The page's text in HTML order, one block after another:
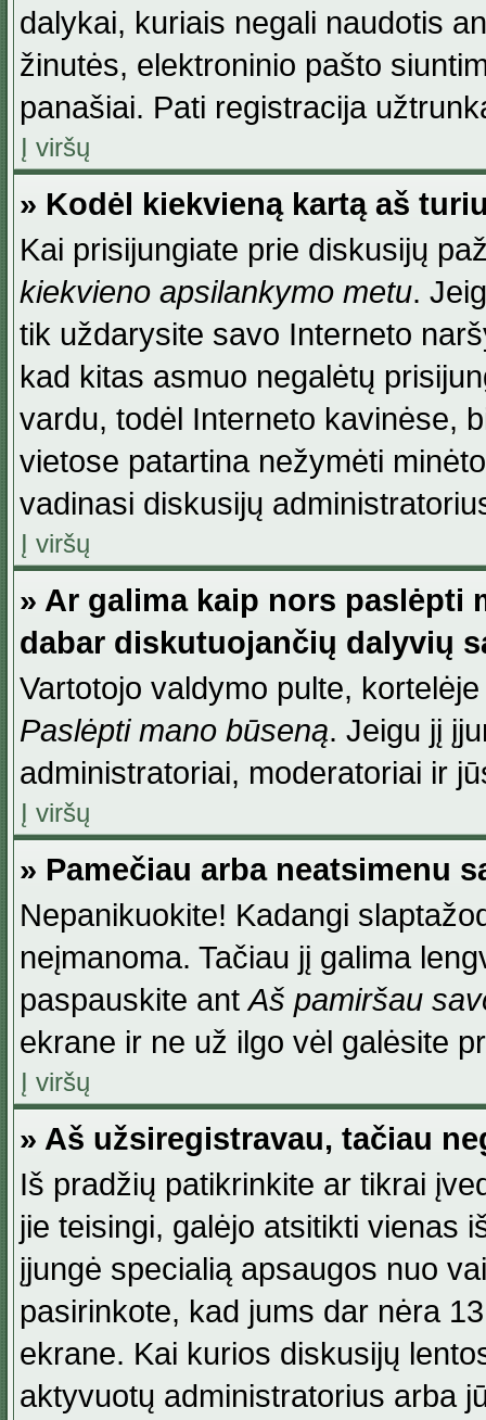
dalykai, kuriais negali naudotis
žinutės, elektroninio pašto
panašiai. Pati registracija
Į viršų
» Kodėl kiekvieną kartą aš
Kai prisijungiate prie diskusijų
kiekvieno apsilankymo metu.
tik uždarysite savo Interneto
kad kitas asmuo negalėtų
vardu, todėl Interneto kavinėse,
vietose patartina nežymėti
vadinasi diskusijų
Į viršų
» Ar galima kaip nors paslėpti
dabar diskutuojančių dalyvių
Vartotojo valdymo pulte,
Paslėpti mano būseną. Jeigu jį
administratoriai, moderatoriai ir
Į viršų
» Pamečiau arba neatsimenu
Nepanikuokite! Kadangi
neįmanoma. Tačiau jį galima
paspauskite antAš pamiršau
ekrane ir ne už ilgo vėl galėsite
Į viršų
» Aš užsiregistravau, tačiau
Iš pradžių patikrinkite ar tikrai
jie teisingi, galėjo atsitikti vienas
įjungė specialią apsaugos nuo
pasirinkote, kad jums dar nėra
ekrane. Kai kurios diskusijų
aktyvuotų administratorius arba